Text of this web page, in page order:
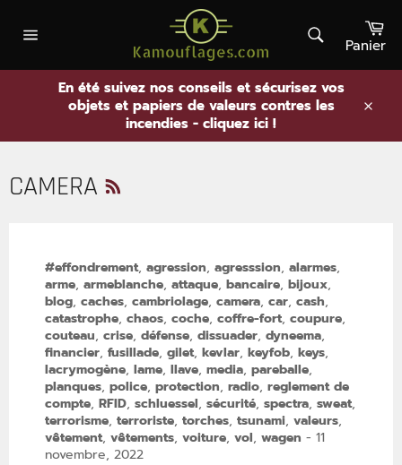
contenu
Rechercher
Panier
En été suivez nos conseils et sécurisez vos
objets et papiers de valeurs contres les
incendies - cliquez ici !
CAMERA
#effondrement, agression, agresssion, alarmes,
arme, armeblanche, attaque, bancaire, bijoux,
blog, caches, cambriolage, camera, car, cash,
catastrophe, chaos, coche, coffre-fort, coupure,
couteau, crise, défense, dissuader, dyneema,
financier, fusillade, gilet, kevlar, keyfob, keys,
lacrymogène, lame, llave, media, pareballe,
planques, police, protection, radio, reglement de
compte, RFID, schluessel, sécurité, spectra, sweat,
terrorisme, terroriste, torches, tsunami, valeurs,
vêtement, vêtements, voiture, vol, wagen - 11
novembre, 2022